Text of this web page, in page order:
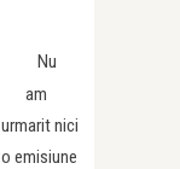
Nu
am
urmarit nici
o emisiune